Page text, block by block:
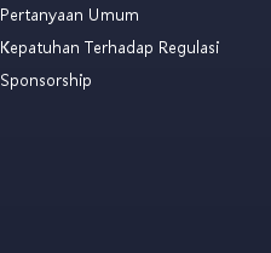
Pertanyaan Umum
Kepatuhan Terhadap Regulasi
Sponsorship